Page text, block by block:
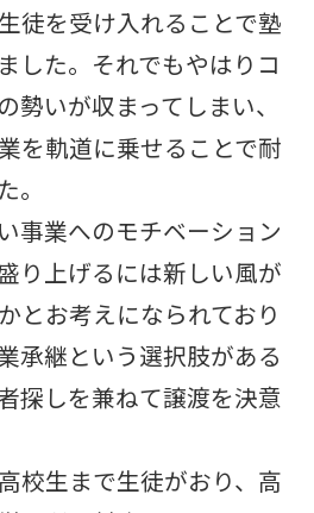
徒を受け入れることで塾
した。それでもやはりコ
勢いが収まってしまい、
を軌道に乗せることで耐
。
事業へのモチベーション
り上げるには新しい風が
とお考えになられており
承継という選択肢がある
探しを兼ねて譲渡を決意
校生まで生徒がおり、高